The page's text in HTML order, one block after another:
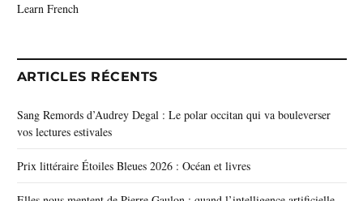
Learn French
ARTICLES RÉCENTS
Sang Remords d’Audrey Degal : Le polar occitan qui va bouleverser
vos lectures estivales
Prix littéraire Étoiles Bleues 2026 : Océan et livres